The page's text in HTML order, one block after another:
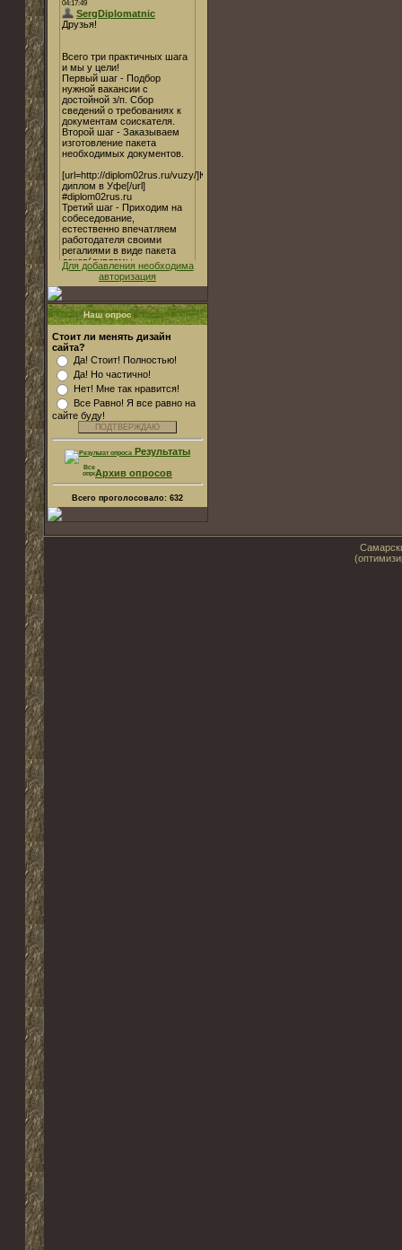
Для добавления необходима
авторизация
Наш опрос
Стоит ли менять дизайн
сайта?
Да! Стоит! Полностью!
Да! Но частично!
Нет! Мне так нравится!
Все Равно! Я все равно на
сайте буду!
Результаты
Архив опросов
Всего проголосовало: 632